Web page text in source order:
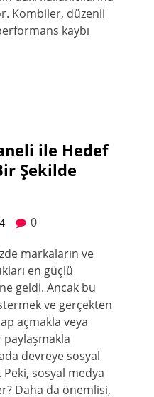
Kombiler, düzenli
kaybı
ile Hedef
Şekilde
0
markaların ve
en güçlü
geldi. Ancak bu
ve gerçekten
açmakla veya
devreye sosyal
sosyal medya
Daha da önemlisi,